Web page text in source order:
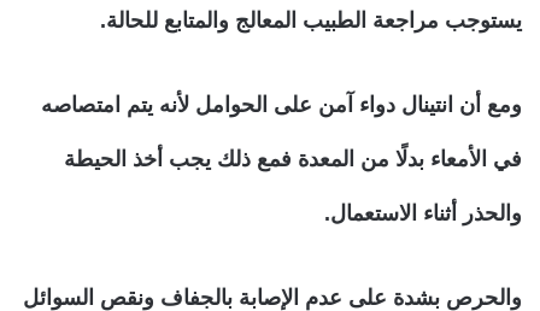
يستوجب مراجعة الطبيب المعالج والمتابع للحالة.
ومع أن انتينال دواء آمن على الحوامل لأنه يتم امتصاصه
في الأمعاء بدلًا من المعدة فمع ذلك يجب أخذ الحيطة
والحذر أثناء الاستعمال.
والحرص بشدة على عدم الإصابة بالجفاف ونقص السوائل